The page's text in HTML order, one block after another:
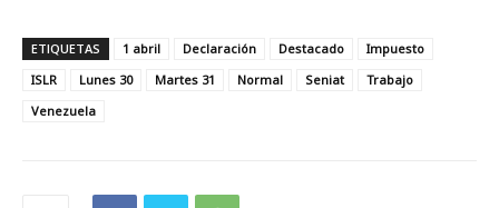
ETIQUETAS 1 abril Declaración Destacado
Impuesto
ISLR
Lunes 30 Martes 31 Normal Seniat
Trabajo
Venezuela